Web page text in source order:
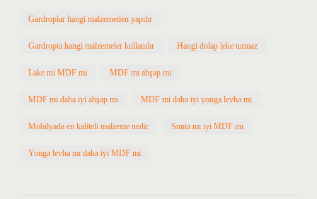
Gardroplar hangi malzemeden yapılır
Gardropta hangi malzemeler kullanılır Hangi dolap leke tutmaz
Lake mi MDF mi MDF mi ahşap mı
MDF mi daha iyi ahşap mı MDF mi daha iyi yonga levha mı
Mobilyada en kaliteli malzeme nedir Sunta mı iyi MDF mi
Yonga levha mı daha iyi MDF mi